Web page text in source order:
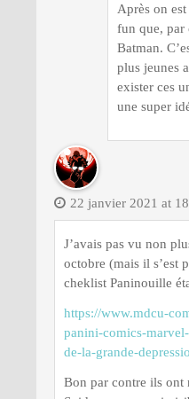
Après on
fun que, par
Batman.
plus jeunes
exister ces
une super
22 janvier 2021 at
J’avais pas vu non
octobre (mais il s’est
cheklist Paninouille
https://www.mdcu-
panini-comics-
de-la-grande-
Bon par contre ils ont